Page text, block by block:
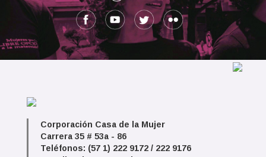
Corporación Casa de la Mujer
Carrera 35 # 53a - 86
Teléfonos: (57 1) 222 9172 / 222 9176